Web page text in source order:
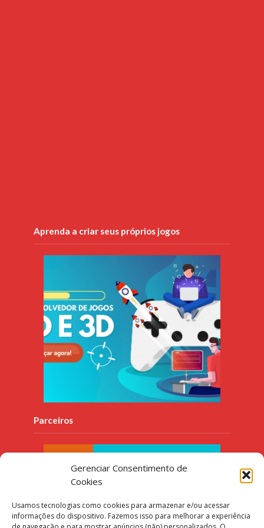
Gerenciar Consentimento de
Cookies
Usamos tecnologias como cookies para armazenar e/ou acessar
informações do dispositivo. Fazemos isso para melhorar a experiência
Aprenda a criar seus próprios jogos
Parceiros